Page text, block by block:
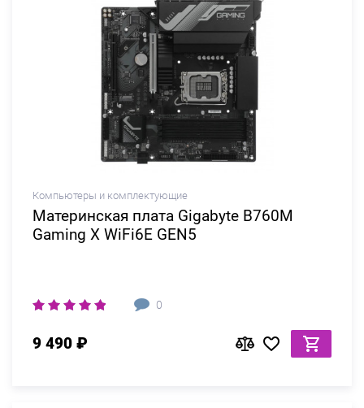
Компьютеры и комплектующие
Материнская плата Gigabyte B760M
Gaming X WiFi6E GEN5
0
9 490 ₽